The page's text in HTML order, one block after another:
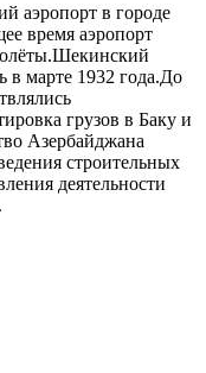
аэропорт в городе
время аэропорт
в марте 1932 года.До
грузов в Баку и
Азербайджана
строительных
деятельности